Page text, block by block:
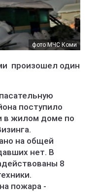
фото МЧС Коми
произошел один
поступило
в жилом доме по
на общей
нет. В
8
пожара -